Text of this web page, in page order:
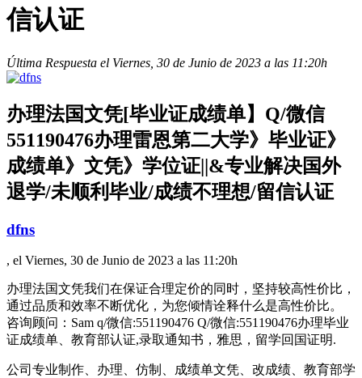
信认证
Última Respuesta el Viernes, 30 de Junio de 2023 a las 11:20h
办理法国文凭[毕业证成绩单】Q/微信
551190476办理雷恩第二大学》毕业证》
成绩单》文凭》学位证||&专业解决国外
退学/未顺利毕业/成绩不理想/留信认证
dfns
, el Viernes, 30 de Junio de 2023 a las 11:20h
办理法国文凭我们在保证合理定价的同时，坚持较高性价比，
通过品质和效率不断优化，为您倾情诠释什么是高性价比。
咨询顾问：Sam q/微信:551190476 Q/微信:551190476办理毕业
证成绩单、教育部认证,录取通知书，雅思，留学回国证明.
公司专业制作、办理、仿制、成绩单文凭、改成绩、教育部学